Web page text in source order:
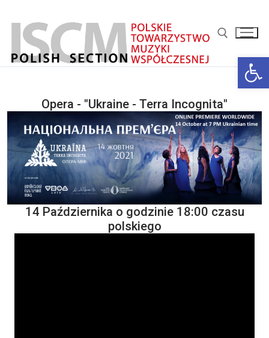
Opera - "Ukraine - Terra Incognita"
14 Października o godzinie 18:00 czasu
polskiego